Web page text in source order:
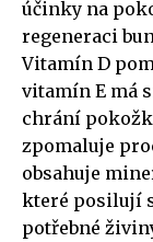
účinky na
regeneraci
Vitamín D
vitamín E má
chrání
zpomaluje
obsahuje
které posilují
potřebné